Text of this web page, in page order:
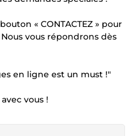
« CONTACTEZ » pour
vous répondrons dès
en ligne est un must !"
vous !